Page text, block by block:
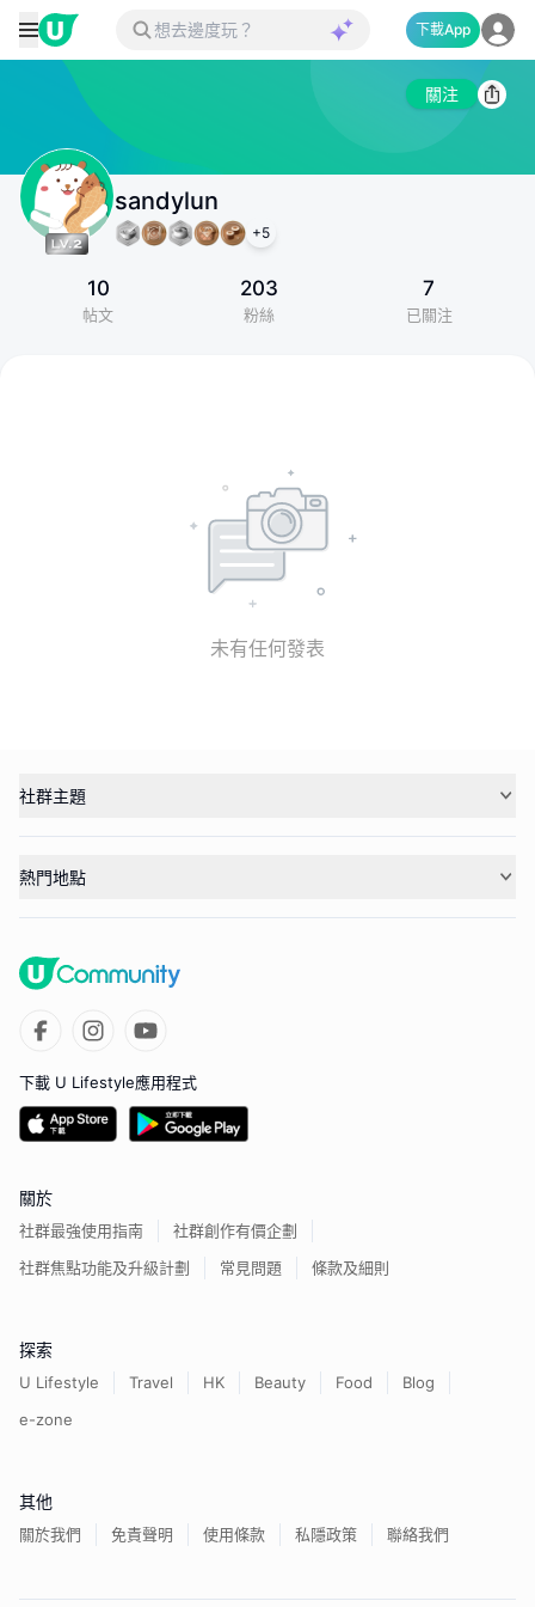
下載App
關注
sandylun
+5
10
帖文
203
粉絲
7
已關注
未有任何發表
社群主題
熱門地點
下載 U Lifestyle應用程式
關於
社群最強使用指南
社群創作有價企劃
社群焦點功能及升級計劃
常見問題 條款及細則
探索
U Lifestyle Travel HK Beauty Food
Blog
e-zone
其他
關於我們 免責聲明 使用條款 私隱政策 聯絡我們